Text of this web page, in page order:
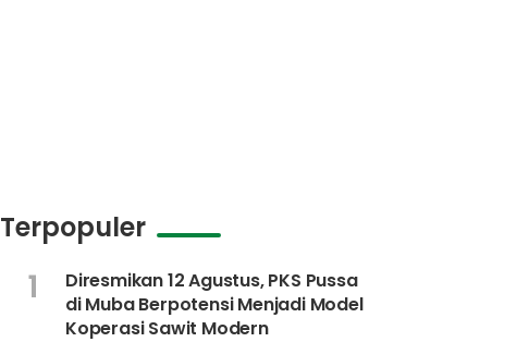
Terpopuler
1
Diresmikan 12 Agustus, PKS Pussa
di Muba Berpotensi Menjadi Model
Koperasi Sawit Modern